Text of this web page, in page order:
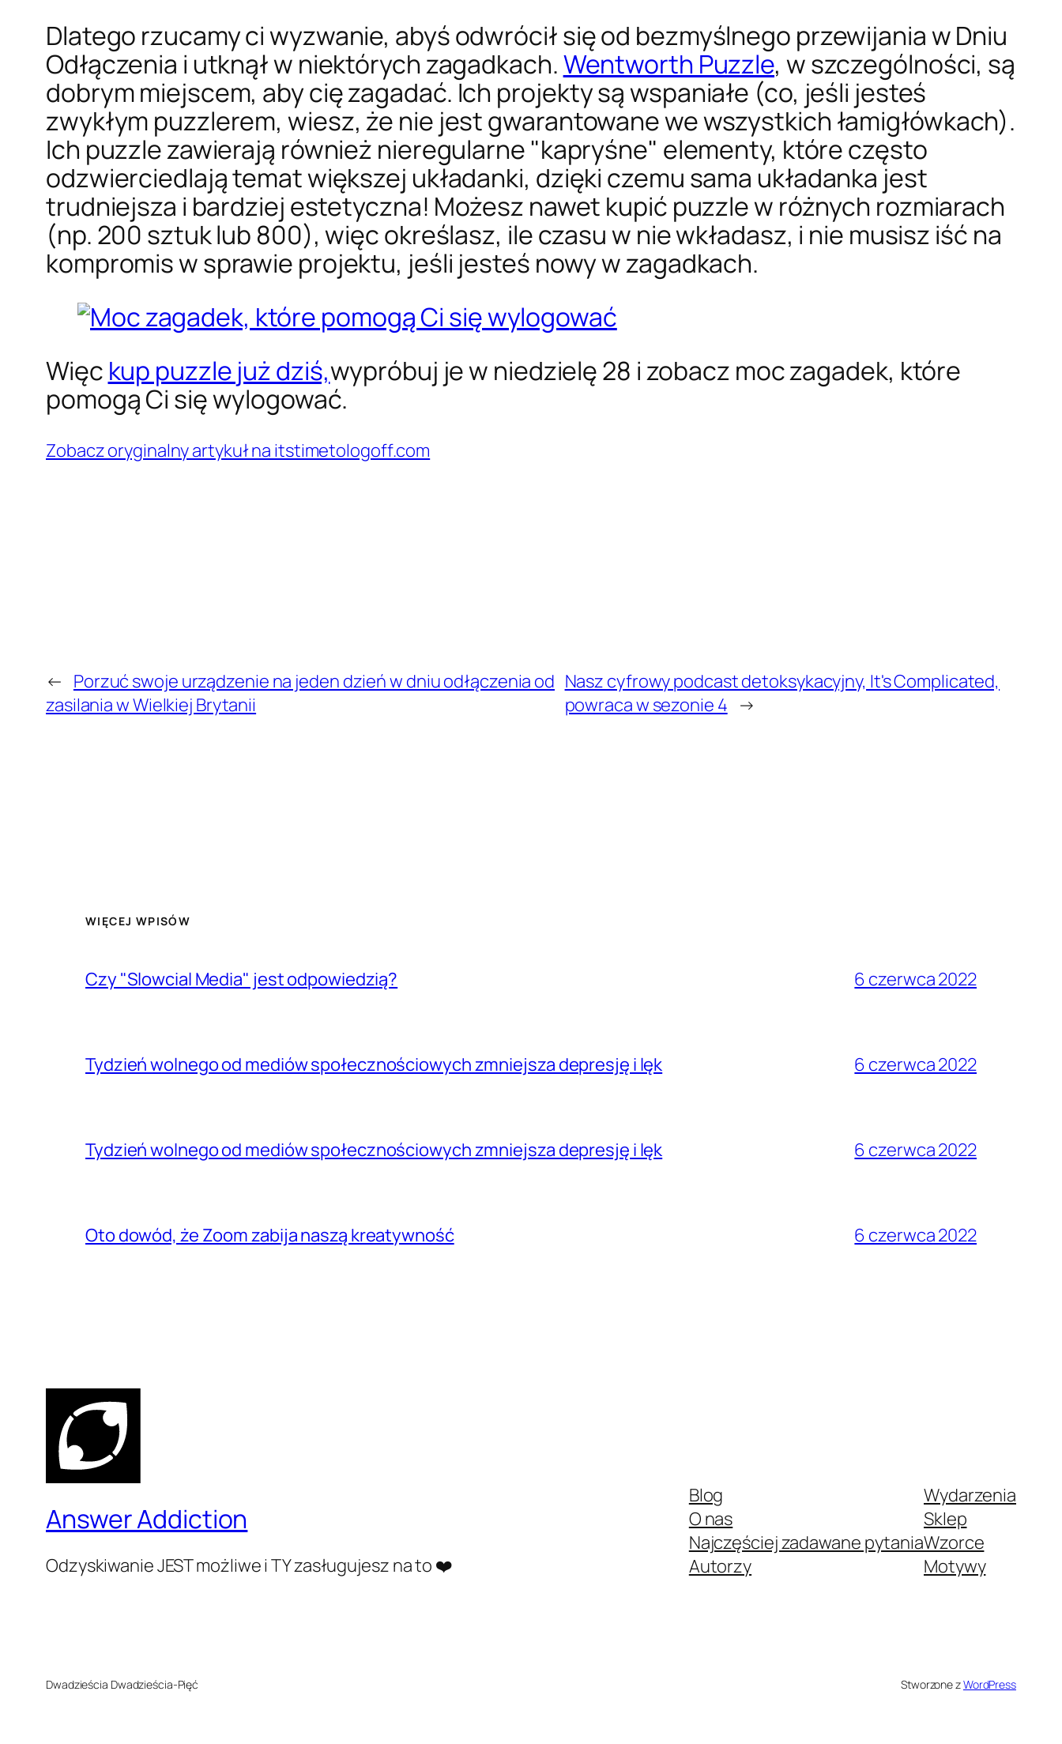
Dlatego rzucamy ci wyzwanie, abyś odwrócił się od bezmyślnego przewijania w Dniu
Odłączenia i utknął w niektórych zagadkach.Wentworth Puzzle, w szczególności, są
dobrym miejscem, aby cię zagadać. Ich projekty są wspaniałe (co, jeśli jesteś
zwykłym puzzlerem, wiesz, że nie jest gwarantowane we wszystkich łamigłówkach).
Ich puzzle zawierają również nieregularne "kapryśne" elementy, które często
odzwierciedlają temat większej układanki, dzięki czemu sama układanka jest
trudniejsza i bardziej estetyczna! Możesz nawet kupić puzzle w różnych rozmiarach
(np. 200 sztuk lub 800), więc określasz, ile czasu w nie wkładasz, i nie musisz iść na
kompromis w sprawie projektu, jeśli jesteś nowy w zagadkach.
Więc kup puzzle już dziś,wypróbuj je w niedzielę 28 i zobacz moc zagadek, które
pomogą Ci się wylogować.
Zobacz oryginalny artykuł na itstimetologoff.com
← Porzuć swoje urządzenie na jeden dzień w dniu odłączenia od
zasilania w Wielkiej Brytanii
Nasz cyfrowy podcast detoksykacyjny, It's Complicated,
powraca w sezonie 4 →
WIĘCEJ WPISÓW
Czy "Slowcial Media" jest odpowiedzią? 6 czerwca 2022
Tydzień wolnego od mediów społecznościowych zmniejsza depresję i lęk 6 czerwca 2022
Tydzień wolnego od mediów społecznościowych zmniejsza depresję i lęk 6 czerwca 2022
Oto dowód, że Zoom zabija naszą kreatywność 6 czerwca 2022
Answer Addiction
Odzyskiwanie JEST możliwe i TY zasługujesz na to ❤️
Blog
O nas
Najczęściej zadawane pytania
Autorzy
Wydarzenia
Sklep
Wzorce
Motywy
Dwadzieścia Dwadzieścia-Pięć Stworzone zWordPress